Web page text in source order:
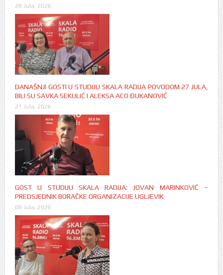
28 Jula, 2026
DANAŠNJI GOSTI U STUDIJU SKALA RADIJA POVODOM 27 JULA,
BILI SU SAVKA SEKULIĆ I ALEKSA ACO ĐUKANOVIĆ
21 Jula, 2026
GOST U STUDIJU SKALA RADIJA: JOVAN MARINKOVIĆ –
PREDSJEDNIK BORAČKE ORGANIZACIJE UGLJEVIK
08 Jula, 2026